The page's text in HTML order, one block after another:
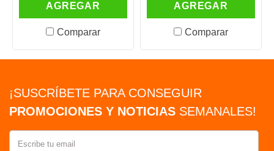
AGREGAR
Comparar
AGREGAR
Comparar
¡SUSCRÍBETE PARA CONSEGUIR
PROMOCIONES Y NOTICIAS SEMANALES!